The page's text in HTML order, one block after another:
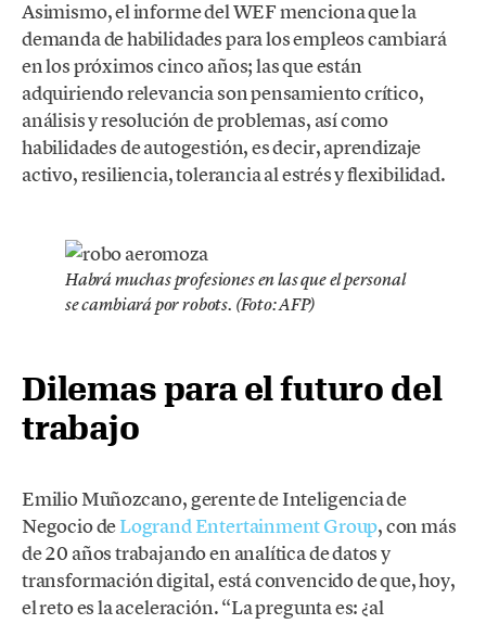
Asimismo, el informe del WEF menciona que la
demanda de habilidades para los empleos cambiará
en los próximos cinco años; las que están
adquiriendo relevancia son pensamiento crítico,
análisis y resolución de problemas, así como
habilidades de autogestión, es decir, aprendizaje
activo, resiliencia, tolerancia al estrés y flexibilidad.
Habrá muchas profesiones en las que el personal
se cambiará por robots. (Foto: AFP)
Dilemas para el futuro del
trabajo
Emilio Muñozcano, gerente de Inteligencia de
Negocio deLogrand Entertainment Group, con más
de 20 años trabajando en analítica de datos y
transformación digital, está convencido de que, hoy,
el reto es la aceleración. “La pregunta es: ¿al